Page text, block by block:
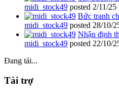
midi_stock49 posted 2/11/25
Bức tranh
midi_stock49 posted 28/10/
Nhận định
midi_stock49 posted 22/10/
Đang tải...
Tài trợ